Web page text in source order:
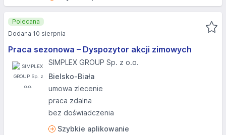
Praca sezonowa – Dyspozytor akcji zimowych
SIMPLEX GROUP Sp. z o.o.
Bielsko-Biała
umowa zlecenie
praca zdalna
bez doświadczenia
Szybkie aplikowanie
Polecana
Dodana 10 sierpnia